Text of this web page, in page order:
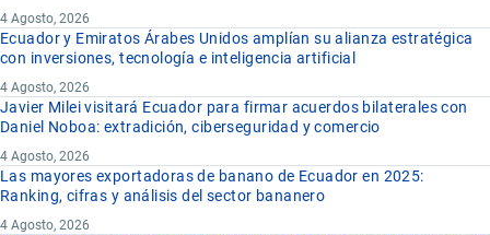
4 Agosto, 2026
Ecuador y Emiratos Árabes Unidos amplían su alianza estratégica
con inversiones, tecnología e inteligencia artificial
4 Agosto, 2026
Javier Milei visitará Ecuador para firmar acuerdos bilaterales con
Daniel Noboa: extradición, ciberseguridad y comercio
4 Agosto, 2026
Las mayores exportadoras de banano de Ecuador en 2025:
Ranking, cifras y análisis del sector bananero
4 Agosto, 2026